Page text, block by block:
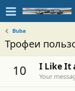
Buba
Трофеи
10 I Like It
Your